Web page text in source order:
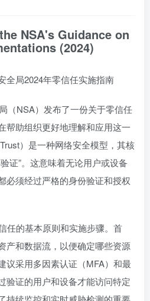
NSA's Guidance on
(2024)
全局2024年零信任实施指南
（NSA）发布了一份关于零信任
帮助组织更好地理解和应用这一
）是一种网络安全模型，其核
证”。这意味着无论用户或设备
必须经过严格的身份验证和授权
任的基本原则和实施步骤。首
产和数据流，以便确定哪些资源
议采用多因素认证（MFA）和最
验证的用户和设备才能访问特定